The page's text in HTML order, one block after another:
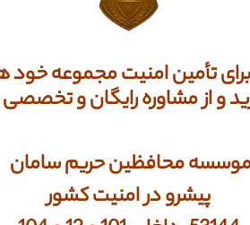
تأمین امنیت مجموعه خود
و از مشاوره رایگان و
محافظین حریم سامان
پیشرو در امنیت کشور